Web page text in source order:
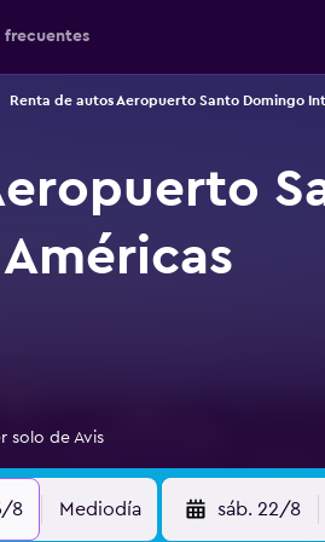
frecuentes
Renta de autos Aeropuerto Santo Domingo
solo de Avis
8 Mediodía sáb. 22/8